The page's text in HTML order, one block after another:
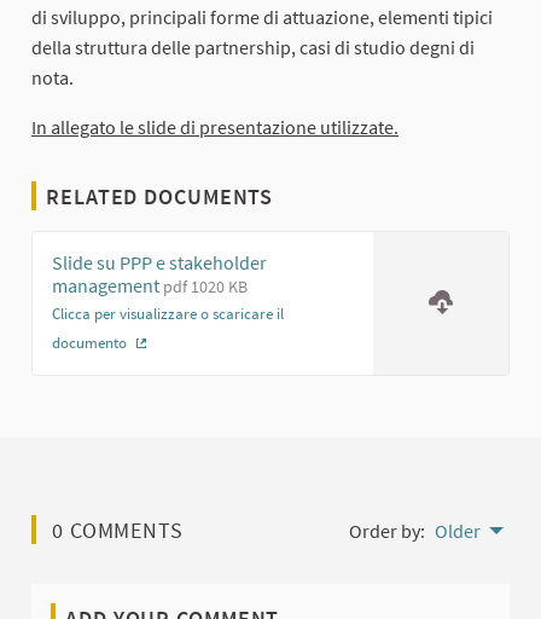
di sviluppo, principali forme di attuazione, elementi tipici
della struttura delle partnership, casi di studio degni di
nota.
In allegato le slide di presentazione utilizzate.
RELATED DOCUMENTS
Slide su PPP e stakeholder
management pdf 1020 KB
Clicca per visualizzare o scaricare il
documento
0 COMMENTS Order by: Older